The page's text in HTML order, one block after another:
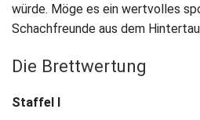
würde. Möge es ein wertvolles
Schachfreunde aus dem
Die Brettwertung
Staffel I